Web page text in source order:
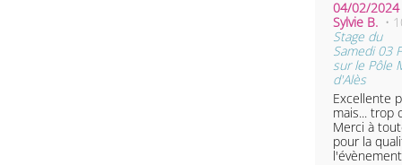
04/02/2024
Sylvie B. •
Stage du
Samedi 03
sur le Pôle
d'Alès
Excellente
mais... trop
Merci à
pour la
l'évènement